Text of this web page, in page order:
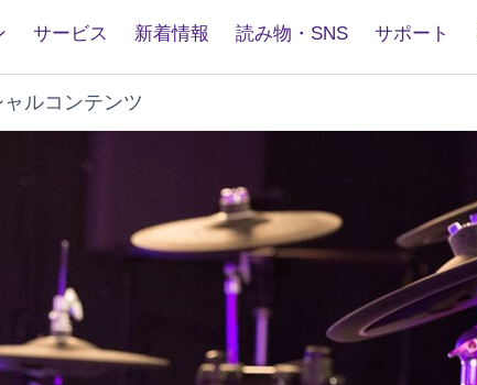
サービス 新着情報 読み物・SNS サポート
ルコンテンツ